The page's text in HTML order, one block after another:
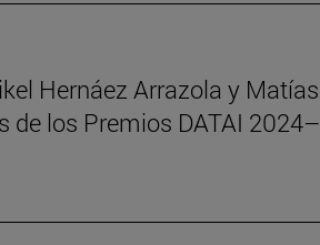
Hernáez Arrazola y Matías
de los Premios DATAI